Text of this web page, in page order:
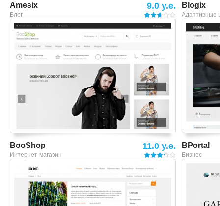
Amesix
Блог
9.0 y.e. Blogix
Адаптивные
Смотреть шаблон
BooShop
Интернет-магазин
11.0 y.e. BPortal
Бизнес
Смотреть шаблон